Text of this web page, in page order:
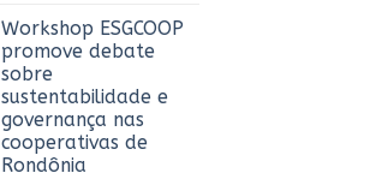
em
OCB/RO
Sicredi
Workshop ESGCOOP
promove debate
sobre
sustentabilidade e
governança nas
cooperativas de
Rondônia